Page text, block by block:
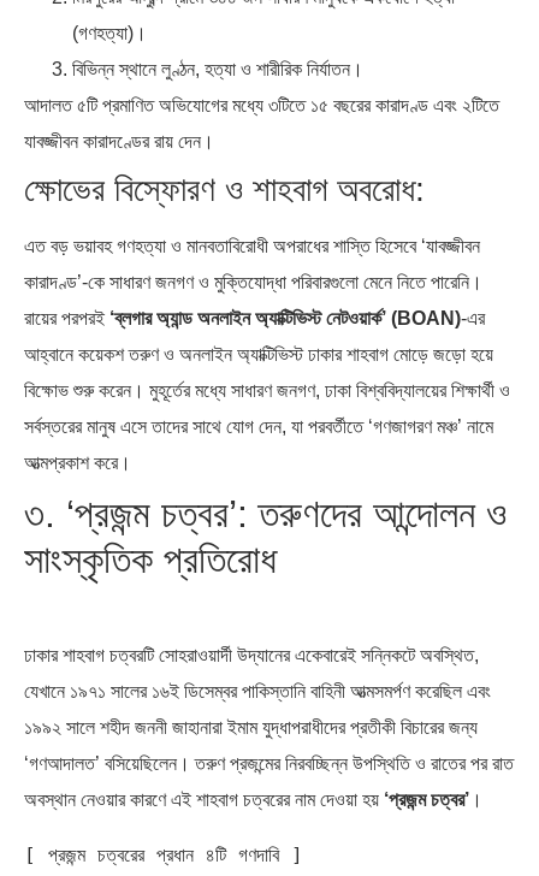
(গণহত্যা)।
বিভিন্ন স্থানে লুণ্ঠন, হত্যা ও শারীরিক নির্যাতন।
আদালত ৫টি প্রমাণিত অভিযোগের মধ্যে ৩টিতে ১৫ বছরের কারাদণ্ড এবং ২টিতে
যাবজ্জীবন কারাদণ্ডের রায় দেন।
ক্ষোভের বিস্ফোরণ ও শাহবাগ অবরোধ:
এত বড় ভয়াবহ গণহত্যা ও মানবতাবিরোধী অপরাধের শাস্তি হিসেবে ‘যাবজ্জীবন
কারাদণ্ড’-কে সাধারণ জনগণ ও মুক্তিযোদ্ধা পরিবারগুলো মেনে নিতে পারেনি।
রায়ের পরপরই ‘ব্লগার অ্যান্ড অনলাইন অ্যাক্টিভিস্ট নেটওয়ার্ক’ (BOAN)-এর
আহ্বানে কয়েকশ তরুণ ও অনলাইন অ্যাক্টিভিস্ট ঢাকার শাহবাগ মোড়ে জড়ো হয়ে
বিক্ষোভ শুরু করেন। মুহূর্তের মধ্যে সাধারণ জনগণ, ঢাকা বিশ্ববিদ্যালয়ের শিক্ষার্থী ও
সর্বস্তরের মানুষ এসে তাদের সাথে যোগ দেন, যা পরবর্তীতে ‘গণজাগরণ মঞ্চ’ নামে
আত্মপ্রকাশ করে।
৩. ‘প্রজন্ম চত্বর’: তরুণদের আন্দোলন ও
সাংস্কৃতিক প্রতিরোধ
ঢাকার শাহবাগ চত্বরটি সোহরাওয়ার্দী উদ্যানের একেবারেই সন্নিকটে অবস্থিত,
যেখানে ১৯৭১ সালের ১৬ই ডিসেম্বর পাকিস্তানি বাহিনী আত্মসমর্পণ করেছিল এবং
১৯৯২ সালে শহীদ জননী জাহানারা ইমাম যুদ্ধাপরাধীদের প্রতীকী বিচারের জন্য
‘গণআদালত’ বসিয়েছিলেন। তরুণ প্রজন্মের নিরবচ্ছিন্ন উপস্থিতি ও রাতের পর রাত
অবস্থান নেওয়ার কারণে এই শাহবাগ চত্বরের নাম দেওয়া হয় ‘প্রজন্ম চত্বর’ ।
[ প্রজন্ম চত্বরের প্রধান ৪টি গণদাবি ]